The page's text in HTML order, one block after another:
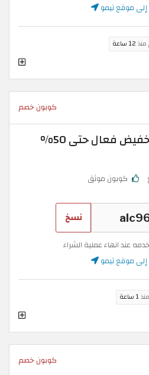
إلى موقع تيمو
منذ 12 ساعة
كوبون خصم
كود خصم تيمو 50: تخفيض فعال حتى 50%
كوبون موثق
نسخ
عند انهاء عملية الشراء
إلى موقع تيمو
1 ساعة
كوبون خصم